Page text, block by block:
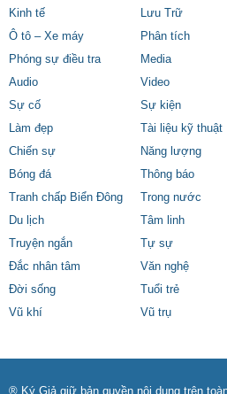
Kinh tế
Lưu Trữ
Ô tô – Xe máy
Phân tích
Phóng sự điều tra
Media
Audio
Video
Sự cố
Sự kiện
Làm đẹp
Tài liệu kỹ thuật
Chiến sự
Năng lượng
Bóng đá
Thông báo
Tranh chấp Biển Đông
Trong nước
Du lịch
Tâm linh
Truyện ngắn
Tự sự
Đắc nhân tâm
Văn nghệ
Đời sống
Tuổi trẻ
Vũ khí
Vũ trụ